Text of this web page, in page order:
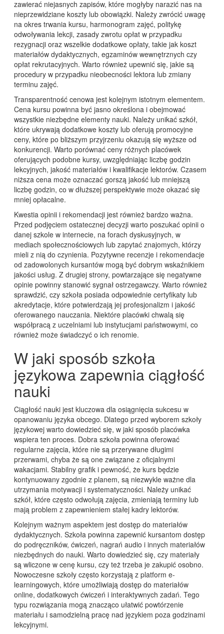
zawierać niejasnych zapisów, które mogłyby narazić nas na
nieprzewidziane koszty lub obowiązki. Należy zwrócić uwagę
na okres trwania kursu, harmonogram zajęć, politykę
odwoływania lekcji, zasady zwrotu opłat w przypadku
rezygnacji oraz wszelkie dodatkowe opłaty, takie jak koszt
materiałów dydaktycznych, egzaminów wewnętrznych czy
opłat rekrutacyjnych. Warto również upewnić się, jakie są
procedury w przypadku nieobecności lektora lub zmiany
terminu zajęć.
Transparentność cenowa jest kolejnym istotnym elementem.
Cena kursu powinna być jasno określona i obejmować
wszystkie niezbędne elementy nauki. Należy unikać szkół,
które ukrywają dodatkowe koszty lub oferują promocyjne
ceny, które po bliższym przyjrzeniu okazują się wyższe od
konkurencji. Warto porównać ceny różnych placówek
oferujących podobne kursy, uwzględniając liczbę godzin
lekcyjnych, jakość materiałów i kwalifikacje lektorów. Czasem
niższa cena może oznaczać gorszą jakość lub mniejszą
liczbę godzin, co w dłuższej perspektywie może okazać się
mniej opłacalne.
Kwestia opinii i rekomendacji jest również bardzo ważna.
Przed podjęciem ostatecznej decyzji warto poszukać opinii o
danej szkole w internecie, na forach dyskusyjnych, w
mediach społecznościowych lub zapytać znajomych, którzy
mieli z nią do czynienia. Pozytywne recenzje i rekomendacje
od zadowolonych kursantów mogą być dobrym wskaźnikiem
jakości usług. Z drugiej strony, powtarzające się negatywne
opinie powinny stanowić sygnał ostrzegawczy. Warto również
sprawdzić, czy szkoła posiada odpowiednie certyfikaty lub
akredytacje, które potwierdzają jej profesjonalizm i jakość
oferowanego nauczania. Niektóre placówki chwalą się
współpracą z uczelniami lub instytucjami państwowymi, co
również może świadczyć o ich renomie.
W jaki sposób szkoła
językowa zapewnia ciągłość
nauki
Ciągłość nauki jest kluczowa dla osiągnięcia sukcesu w
opanowaniu języka obcego. Dlatego przed wyborem szkoły
językowej warto dowiedzieć się, w jaki sposób placówka
wspiera ten proces. Dobra szkoła powinna oferować
regularne zajęcia, które nie są przerywane długimi
przerwami, chyba że są one związane z oficjalnymi
wakacjami. Stabilny grafik i pewność, że kurs będzie
kontynuowany zgodnie z planem, są niezwykle ważne dla
utrzymania motywacji i systematyczności. Należy unikać
szkół, które często odwołują zajęcia, zmieniają terminy lub
mają problem z zapewnieniem stałej kadry lektorów.
Kolejnym ważnym aspektem jest dostęp do materiałów
dydaktycznych. Szkoła powinna zapewnić kursantom dostęp
do podręczników, ćwiczeń, nagrań audio i innych materiałów
niezbędnych do nauki. Warto dowiedzieć się, czy materiały
są wliczone w cenę kursu, czy też trzeba je zakupić osobno.
Nowoczesne szkoły często korzystają z platform e-
learningowych, które umożliwiają dostęp do materiałów
online, dodatkowych ćwiczeń i interaktywnych zadań. Tego
typu rozwiązania mogą znacząco ułatwić powtórzenie
materiału i samodzielną pracę nad językiem poza godzinami
lekcyjnymi.